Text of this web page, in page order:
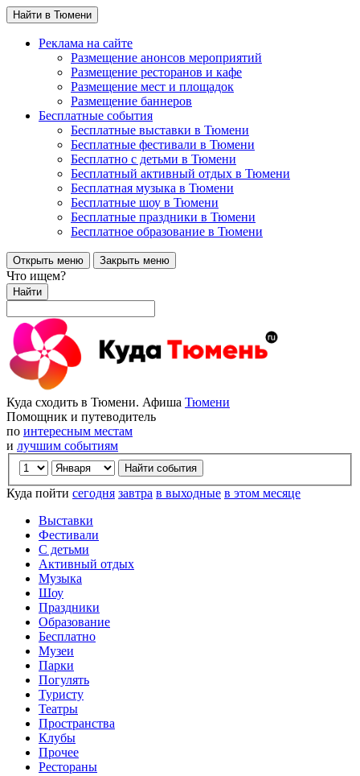
Найти в Тюмени
Реклама на сайте
Размещение анонсов мероприятий
Размещение ресторанов и кафе
Размещение мест и площадок
Размещение баннеров
Бесплатные события
Бесплатные выставки в Тюмени
Бесплатные фестивали в Тюмени
Бесплатно с детьми в Тюмени
Бесплатный активный отдых в Тюмени
Бесплатная музыка в Тюмени
Бесплатные шоу в Тюмени
Бесплатные праздники в Тюмени
Бесплатное образование в Тюмени
Открыть меню Закрыть меню
Что ищем?
Найти
Куда сходить в Тюмени. Афиша Тюмени
Помощник и путеводитель
по интересным местам
и лучшим событиям
Куда пойти сегодня завтра в выходные в этом месяце
Выставки
Фестивали
С детьми
Активный отдых
Музыка
Шоу
Праздники
Образование
Бесплатно
Музеи
Парки
Погулять
Туристу
Театры
Пространства
Клубы
Прочее
Рестораны